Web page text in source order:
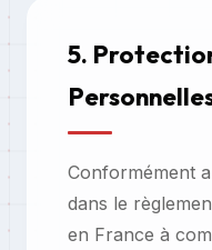
5.
Conformément
dans le
en France à